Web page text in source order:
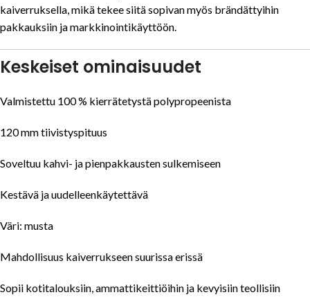
kaiverruksella, mikä tekee siitä sopivan myös brändättyihin
pakkauksiin ja markkinointikäyttöön.
Keskeiset ominaisuudet
Valmistettu 100 % kierrätetystä polypropeenista
120 mm tiivistyspituus
Soveltuu kahvi- ja pienpakkausten sulkemiseen
Kestävä ja uudelleenkäytettävä
Väri: musta
Mahdollisuus kaiverrukseen suurissa erissä
Sopii kotitalouksiin, ammattikeittiöihin ja kevyisiin teollisiin